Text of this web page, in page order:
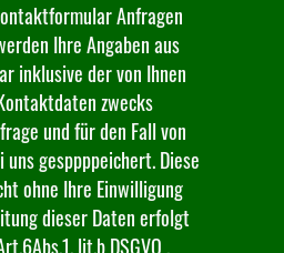
Anfragen
Ihre Angaben aus
inklusive der von Ihnen
zwecks
und für den Fall von
gesppppeichert. Diese
ohne Ihre Einwilligung
dieser Daten erfolgt
lit.b DSGVO ,